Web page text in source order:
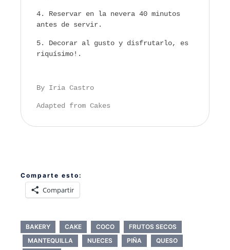
Reservar en la nevera 40 minutos
antes de servir.
Decorar al gusto y disfrutarlo, es
riquísimo!.
By Iria Castro
Adapted from Cakes
Comparte esto:
Compartir
BAKERY CAKE COCO
FRUTOS SECOS
MANTEQUILLA
NUECES PIÑA
QUESO